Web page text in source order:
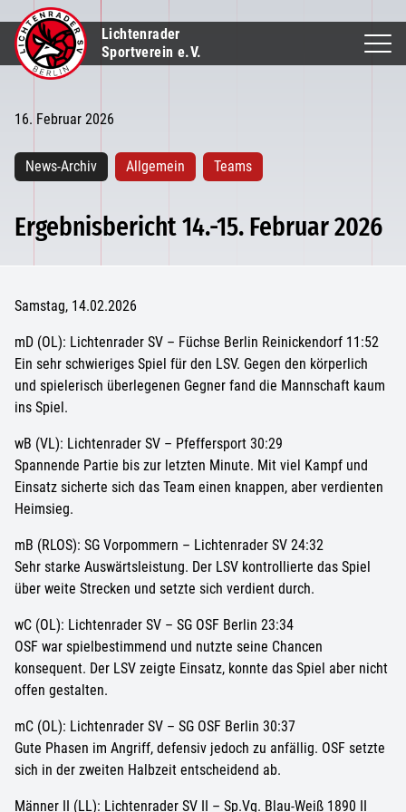
Lichtenrader
Sportverein e.V.
16. Februar 2026
News-Archiv Allgemein Teams
Ergebnisbericht 14.-15. Februar 2026
Samstag, 14.02.2026
mD (OL): Lichtenrader SV – Füchse Berlin Reinickendorf 11:52
Ein sehr schwieriges Spiel für den LSV. Gegen den körperlich
und spielerisch überlegenen Gegner fand die Mannschaft kaum
ins Spiel.
wB (VL): Lichtenrader SV – Pfeffersport 30:29
Spannende Partie bis zur letzten Minute. Mit viel Kampf und
Einsatz sicherte sich das Team einen knappen, aber verdienten
Heimsieg.
mB (RLOS): SG Vorpommern – Lichtenrader SV 24:32
Sehr starke Auswärtsleistung. Der LSV kontrollierte das Spiel
über weite Strecken und setzte sich verdient durch.
wC (OL): Lichtenrader SV – SG OSF Berlin 23:34
OSF war spielbestimmend und nutzte seine Chancen
konsequent. Der LSV zeigte Einsatz, konnte das Spiel aber nicht
offen gestalten.
mC (OL): Lichtenrader SV – SG OSF Berlin 30:37
Gute Phasen im Angriff, defensiv jedoch zu anfällig. OSF setzte
sich in der zweiten Halbzeit entscheidend ab.
Männer II (LL): Lichtenrader SV II – Sp.Vg. Blau-Weiß 1890 II